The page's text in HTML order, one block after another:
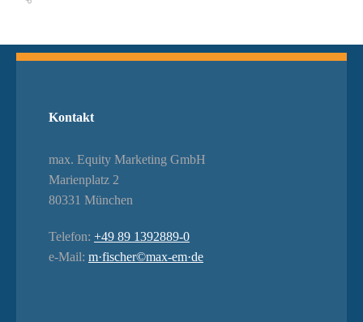
Kontakt
max. Equity Marketing GmbH
Marienplatz 2
80331 München
Telefon: +49 89 1392889-0
e-Mail: m·fischer©max-em·de